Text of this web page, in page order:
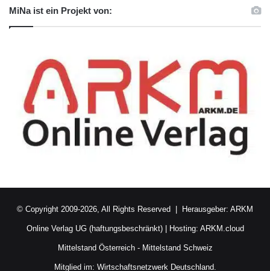
MiNa ist ein Projekt von:
© Copyright 2009-2026, All Rights Reserved | Herausgeber: ARKM
Online Verlag UG (haftungsbeschränkt)| Hosting: ARKM.cloud
Mittelstand Österreich- Mittelstand Schweiz
Mitglied im: Wirtschaftsnetzwerk Deutschland.